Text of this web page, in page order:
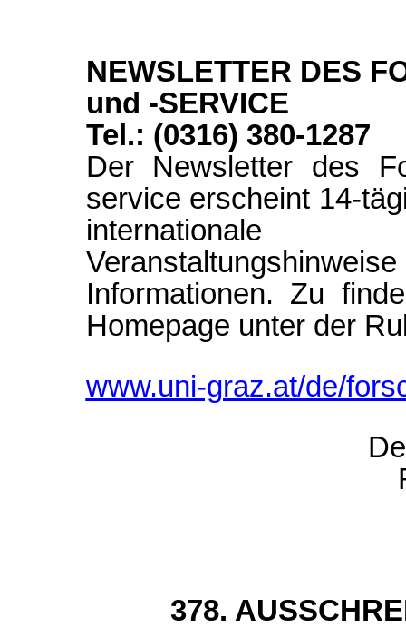
NEWSLETTER DES
und -SERVICE
Tel.: (0316) 380-1287
Der Newsletter des
service erscheint 14-
internationale
Informationen. Zu
Homepage unter der
www.uni-graz.at/de/
378.